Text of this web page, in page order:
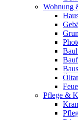
Wohnung
Pflege &